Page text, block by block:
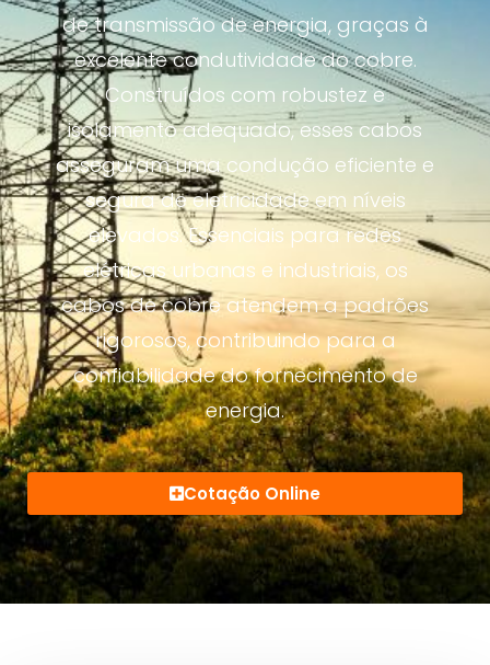
de transmissão de energia, graças à
excelente condutividade do cobre.
Construídos com robustez e
isolamento adequado, esses cabos
asseguram uma condução eficiente e
segura de eletricidade em níveis
elevados. Essenciais para redes
elétricas urbanas e industriais, os
cabos de cobre atendem a padrões
rigorosos, contribuindo para a
confiabilidade do fornecimento de
energia.
Cotação Online